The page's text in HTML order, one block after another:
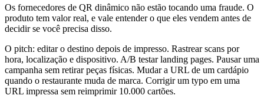
Os fornecedores de QR dinâmico não estão tocando uma fraude. O
produto tem valor real, e vale entender o que eles vendem antes de
decidir se você precisa disso.
O pitch: editar o destino depois de impresso. Rastrear scans por
hora, localização e dispositivo. A/B testar landing pages. Pausar uma
campanha sem retirar peças físicas. Mudar a URL de um cardápio
quando o restaurante muda de marca. Corrigir um typo em uma
URL impressa sem reimprimir 10.000 cartões.